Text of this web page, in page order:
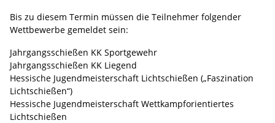
Bis zu diesem Termin müssen die Teilnehmer folgender
Wettbewerbe gemeldet sein:
Jahrgangsschießen KK Sportgewehr
Jahrgangsschießen KK Liegend
Hessische Jugendmeisterschaft Lichtschießen („Faszination
Lichtschießen“)
Hessische Jugendmeisterschaft Wettkampforientiertes
Lichtschießen